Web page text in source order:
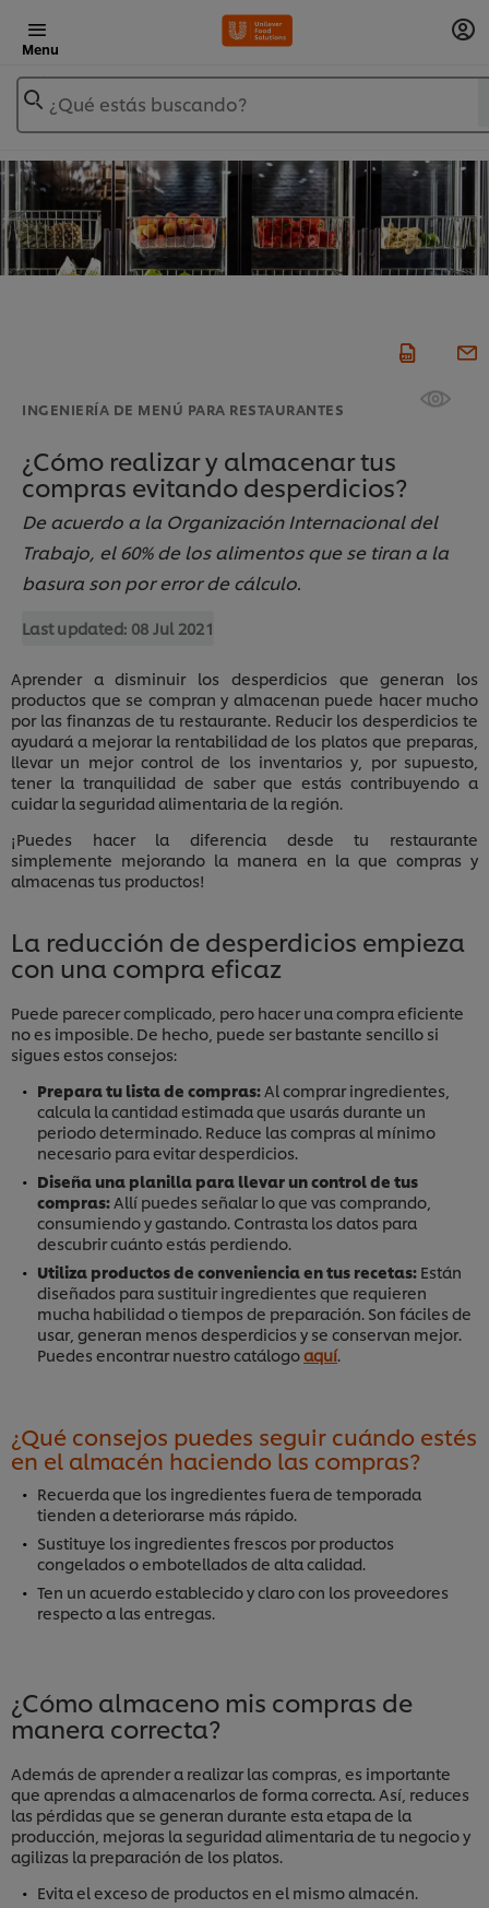
Menu
¿Qué estás buscando?
INGENIERÍA DE MENÚ PARA RESTAURANTES
¿Cómo realizar y almacenar tus
compras evitando desperdicios?
De acuerdo a la Organización Internacional del
Trabajo, el 60% de los alimentos que se tiran a la
basura son por error de cálculo.
Last updated: 08 Jul 2021
Aprender a disminuir los desperdicios que generan los
productos que se compran y almacenan puede hacer mucho
por las finanzas de tu restaurante. Reducir los desperdicios te
ayudará a mejorar la rentabilidad de los platos que preparas,
llevar un mejor control de los inventarios y, por supuesto,
tener la tranquilidad de saber que estás contribuyendo a
cuidar la seguridad alimentaria de la región.
¡Puedes hacer la diferencia desde tu restaurante
simplemente mejorando la manera en la que compras y
almacenas tus productos!
La reducción de desperdicios empieza
con una compra eficaz
Puede parecer complicado, pero hacer una compra eficiente
no es imposible. De hecho, puede ser bastante sencillo si
sigues estos consejos:
Prepara tu lista de compras: Al comprar ingredientes,
calcula la cantidad estimada que usarás durante un
periodo determinado. Reduce las compras al mínimo
necesario para evitar desperdicios.
Diseña una planilla para llevar un control de tus
compras: Allí puedes señalar lo que vas comprando,
consumiendo y gastando. Contrasta los datos para
descubrir cuánto estás perdiendo.
Utiliza productos de conveniencia en tus recetas: Están
diseñados para sustituir ingredientes que requieren
mucha habilidad o tiempos de preparación. Son fáciles de
usar, generan menos desperdicios y se conservan mejor.
Puedes encontrar nuestro catálogoaquí.
¿Qué consejos puedes seguir cuándo estés
en el almacén haciendo las compras?
Recuerda que los ingredientes fuera de temporada
tienden a deteriorarse más rápido.
Sustituye los ingredientes frescos por productos
congelados o embotellados de alta calidad.
Ten un acuerdo establecido y claro con los proveedores
respecto a las entregas.
¿Cómo almaceno mis compras de
manera correcta?
Además de aprender a realizar las compras, es importante
que aprendas a almacenarlos de forma correcta. Así, reduces
las pérdidas que se generan durante esta etapa de la
producción, mejoras la seguridad alimentaria de tu negocio y
agilizas la preparación de los platos.
Evita el exceso de productos en el mismo almacén.